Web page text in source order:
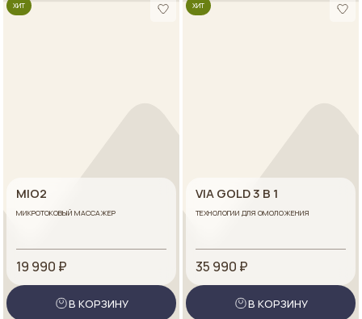
ХИТ
MIO2
МИКРОТОКОВЫЙ МАССАЖЕР
19 990 ₽
В КОРЗИНУ
ХИТ
VIA GOLD 3 В 1
ТЕХНОЛОГИИ ДЛЯ ОМОЛОЖЕНИЯ
35 990 ₽
В КОРЗИНУ